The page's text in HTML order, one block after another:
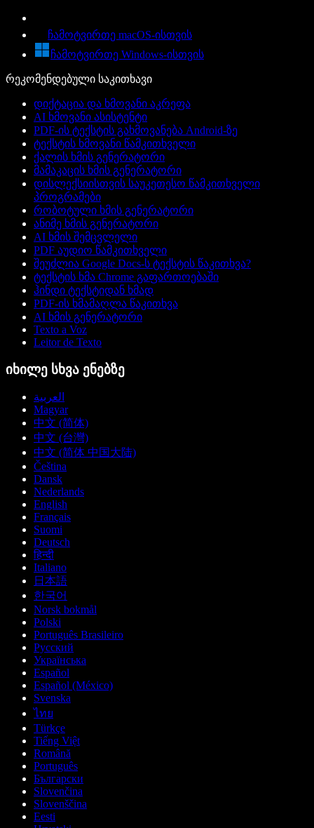
ჩამოტვირთე macOS-ისთვის
ჩამოტვირთე Windows-ისთვის
რეკომენდებული საკითხავი
დიქტაცია და ხმოვანი აკრეფა
AI ხმოვანი ასისტენტი
PDF-ის ტექსტის გახმოვანება Android-ზე
ტექსტის ხმოვანი წამკითხველი
ქალის ხმის გენერატორი
მამაკაცის ხმის გენერატორი
დისლექსიისთვის საუკეთესო წამკითხველი
პროგრამები
რობოტული ხმის გენერატორი
ანიმე ხმის გენერატორი
AI ხმის შემცვლელი
PDF აუდიო წამკითხველი
შეუძლია Google Docs-ს ტექსტის წაკითხვა?
ტექსტის ხმა Chrome გაფართოებაში
ჰინდი ტექსტიდან ხმად
PDF-ის ხმამაღლა წაკითხვა
AI ხმის გენერატორი
Texto a Voz
Leitor de Texto
იხილე სხვა ენებზე
العربية
Magyar
中文 (简体)
中文 (台灣)
中文 (简体 中国大陆)
Čeština
Dansk
Nederlands
English
Français
Suomi
Deutsch
हिन्दी
Italiano
日本語
한국어
Norsk bokmål
Polski
Português Brasileiro
Русский
Українська
Español
Español (México)
Svenska
ไทย
Türkçe
Tiếng Việt
Română
Português
Български
Slovenčina
Slovenščina
Eesti